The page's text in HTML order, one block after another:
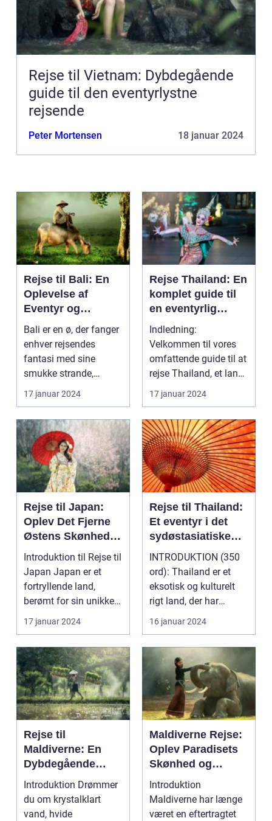
Rejse til Vietnam: Dybdegående
guide til den eventyrlystne
rejsende
Peter Mortensen 18 januar 2024
Rejse til Bali: En
Oplevelse af
Eventyr og
Skønhed
Bali er en ø, der fanger
enhver rejsendes
fantasi med sine
smukke strande,
frodige rismarker og en
u...
17 januar 2024
Rejse Thailand: En
komplet guide til
en eventyrlig
oplevelse
Indledning:
Velkommen til vores
omfattende guide til at
rejse Thailand, et land
rigt på kultur, hist...
17 januar 2024
Rejse til Japan:
Oplev Det Fjerne
Østens Skønhed
og Kultur
Introduktion til Rejse til
Japan Japan er et
fortryllende land,
berømt for sin unikke
blanding af g...
17 januar 2024
Rejse til Thailand:
Et eventyr i det
sydøstasiatiske
paradis
INTRODUKTION (350
ord): Thailand er et
eksotisk og kulturelt
rigt land, der har
tiltrukket rejsende...
16 januar 2024
Rejse til
Maldiverne: En
Dybdegående
Oplevelse af
Paradis
Introduktion Drømmer
du om krystalklart
vand, hvide
Maldiverne Rejse:
Oplev Paradisets
Skønhed og
Historie
Introduktion
Maldiverne har længe
været en eftertragtet